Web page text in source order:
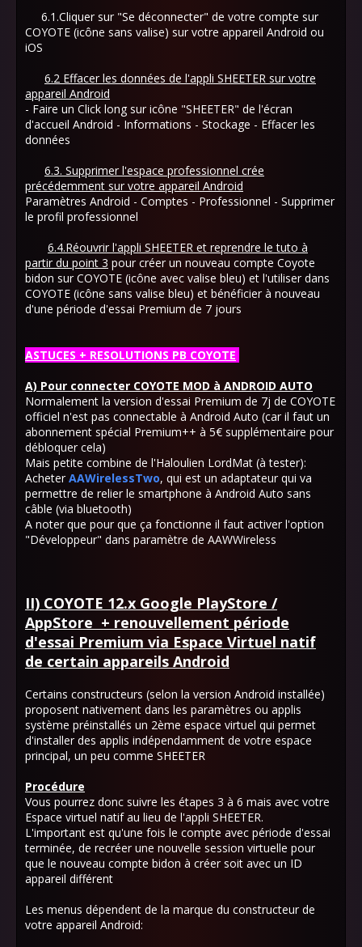
6.1.Cliquer sur "Se déconnecter" de votre compte sur
COYOTE (icône sans valise) sur votre appareil Android ou
iOS
6.2 Effacer les données de l'appli SHEETER sur votre
appareil Android
- Faire un Click long sur icône "SHEETER" de l'écran
d'accueil Android - Informations - Stockage - Effacer les
données
6.3. Supprimer l'espace professionnel crée
précédemment sur votre appareil Android
Paramètres Android - Comptes - Professionnel - Supprimer
le profil professionnel
6.4.Réouvrir l'appli SHEETER et reprendre le tuto à
partir du point 3 pour créer un nouveau compte Coyote
bidon sur COYOTE (icône avec valise bleu) et l'utiliser dans
COYOTE (icône sans valise bleu) et bénéficier à nouveau
d'une période d'essai Premium de 7 jours
ASTUCES + RESOLUTIONS PB COYOTE
A) Pour connecter COYOTE MOD à ANDROID AUTO
Normalement la version d'essai Premium de 7j de COYOTE
officiel n'est pas connectable à Android Auto (car il faut un
abonnement spécial Premium++ à 5€ supplémentaire pour
débloquer cela)
Mais petite combine de l'Haloulien LordMat (à tester):
Acheter AAWirelessTwo, qui est un adaptateur qui va
permettre de relier le smartphone à Android Auto sans
câble (via bluetooth)
A noter que pour que ça fonctionne il faut activer l'option
"Développeur" dans paramètre de AAWWireless
II) COYOTE 12.x Google PlayStore /
AppStore + renouvellement période
d'essai Premium via Espace Virtuel natif
de certain appareils Android
Certains constructeurs (selon la version Android installée)
proposent nativement dans les paramètres ou applis
système préinstallés un 2ème espace virtuel qui permet
d'installer des applis indépendamment de votre espace
principal, un peu comme SHEETER
Procédure
Vous pourrez donc suivre les étapes 3 à 6 mais avec votre
Espace virtuel natif au lieu de l'appli SHEETER.
L'important est qu'une fois le compte avec période d'essai
terminée, de recréer une nouvelle session virtuelle pour
que le nouveau compte bidon à créer soit avec un ID
appareil différent
Les menus dépendent de la marque du constructeur de
votre appareil Android: